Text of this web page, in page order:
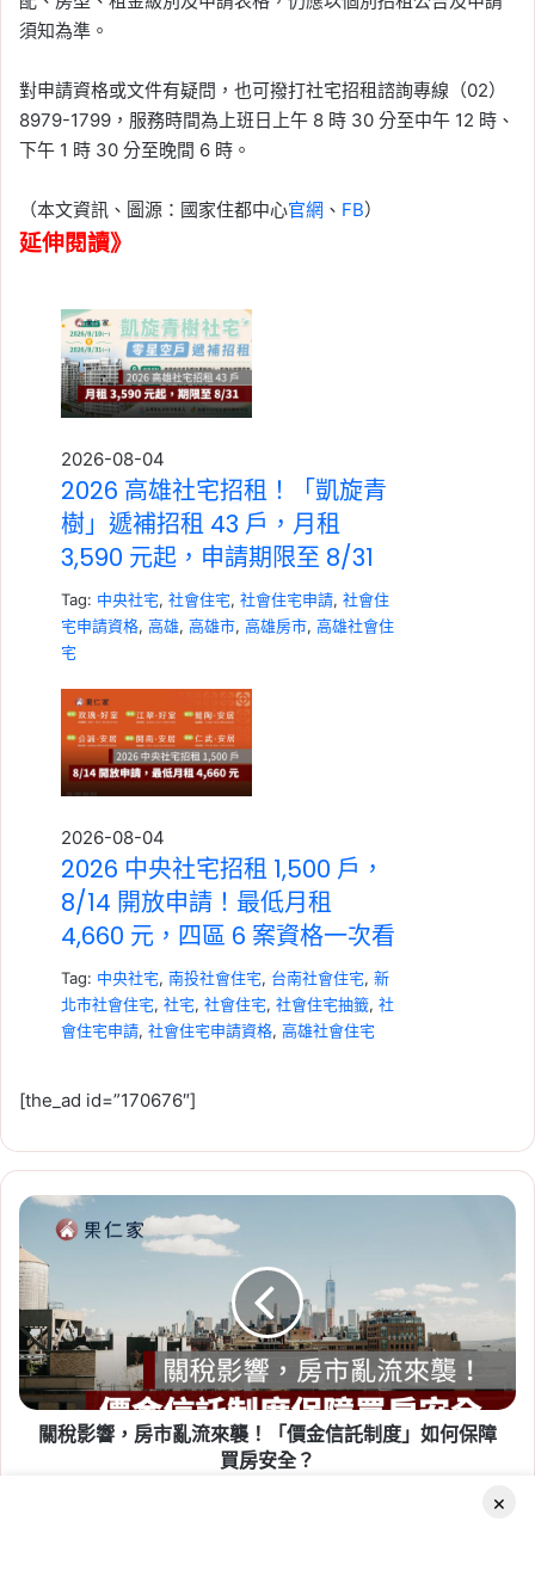
須知為準。
對申請資格或文件有疑問，也可撥打社宅招租諮詢專線（02）
8979-1799，服務時間為上班日上午 8 時 30 分至中午 12 時、
下午 1 時 30 分至晚間 6 時。
（本文資訊、圖源：國家住都中心官網 、 FB）
延伸閱讀》
2026-08-04
2026 高雄社宅招租！「凱旋青
樹」遞補招租 43 戶，月租
3,590 元起，申請期限至 8/31
Tag: 中央社宅, 社會住宅, 社會住宅申請, 社會住
宅申請資格, 高雄, 高雄市, 高雄房市, 高雄社會住
宅
2026-08-04
2026 中央社宅招租 1,500 戶，
8/14 開放申請！最低月租
4,660 元，四區 6 案資格一次看
Tag: 中央社宅, 南投社會住宅, 台南社會住宅, 新
北市社會住宅, 社宅, 社會住宅, 社會住宅抽籤, 社
會住宅申請, 社會住宅申請資格, 高雄社會住宅
2026-07-23
租賃專法修法急轉彎！3 年租
期、續約漲租上限暫緩，最新重
點一次看
Tag:房東 ,社會住宅,租屋,租屋族,租屋注意事
項,租屋糾紛 租屋補助,租屋補助申請 , 租屋補助
資格
[the_ad id=”170676″]
關
影
響，
房
市
亂
流
來
襲！關稅影響，房市亂流來襲！「價金信託制度」如何保障
買房安全？
×